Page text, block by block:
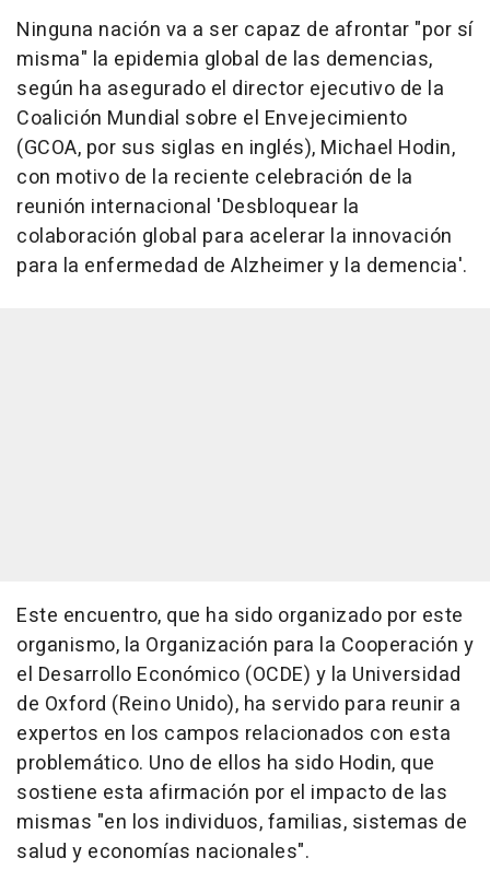
Ninguna nación va a ser capaz de afrontar "por sí
misma" la epidemia global de las demencias,
según ha asegurado el director ejecutivo de la
Coalición Mundial sobre el Envejecimiento
(GCOA, por sus siglas en inglés), Michael Hodin,
con motivo de la reciente celebración de la
reunión internacional 'Desbloquear la
colaboración global para acelerar la innovación
para la enfermedad de Alzheimer y la demencia'.
Este encuentro, que ha sido organizado por este
organismo, la Organización para la Cooperación y
el Desarrollo Económico (OCDE) y la Universidad
de Oxford (Reino Unido), ha servido para reunir a
expertos en los campos relacionados con esta
problemático. Uno de ellos ha sido Hodin, que
sostiene esta afirmación por el impacto de las
mismas "en los individuos, familias, sistemas de
salud y economías nacionales".